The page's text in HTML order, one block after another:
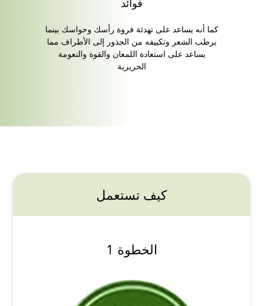
فوائد
كما أنه يساعد على تهدئة فروة رأسك وحواسك بينما
يرطب الشعر وتكييفه من الجذور إلى الأطراف مما
يساعد على استعادة اللمعان والقوة والنعومة
الحريرية
كيف تستعمل
الخطوة 1